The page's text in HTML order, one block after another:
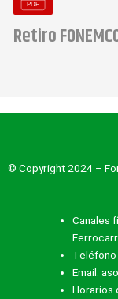
Retiro
© Copyright 2024 –
Canales
Email:
Horarios